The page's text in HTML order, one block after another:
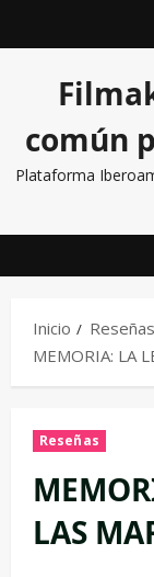
común
Plataforma
Inicio
Reseñas
MEMORIA: LA
Reseñas
LAS